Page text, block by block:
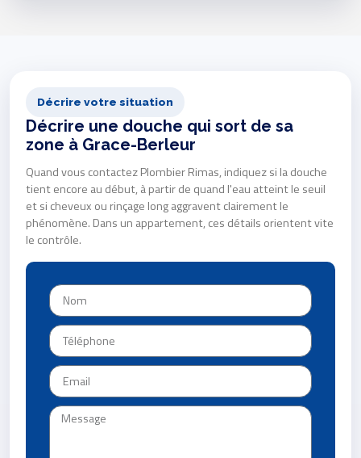
Décrire votre situation
Décrire une douche qui sort de sa
zone à Grace-Berleur
Quand vous contactez Plombier Rimas, indiquez si la douche
tient encore au début, à partir de quand l'eau atteint le seuil
et si cheveux ou rinçage long aggravent clairement le
phénomène. Dans un appartement, ces détails orientent vite
le contrôle.